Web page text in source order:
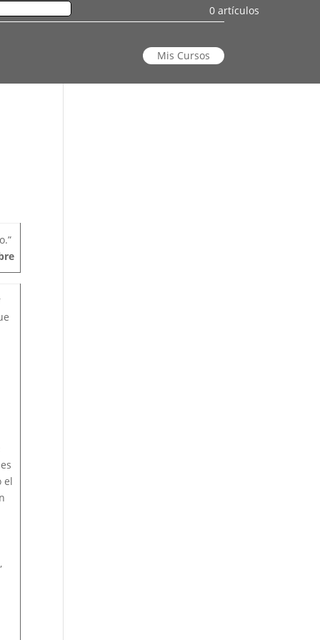
0 artículos
Mis Cursos
el